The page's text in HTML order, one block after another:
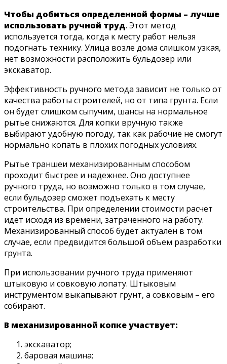
Чтобы добиться определенной формы – лучше
использовать ручной труд. Этот метод
используется тогда, когда к месту работ нельзя
подогнать технику. Улица возле дома слишком узкая,
нет возможности расположить бульдозер или
экскаватор.
Эффективность ручного метода зависит не только от
качества работы строителей, но от типа грунта. Если
он будет слишком сыпучим, шансы на нормальное
рытье снижаются. Для копки вручную также
выбирают удобную погоду, так как рабочие не смогут
нормально копать в плохих погодных условиях.
Рытье траншеи механизированным способом
проходит быстрее и надежнее. Оно доступнее
ручного труда, но возможно только в том случае,
если бульдозер сможет подъехать к месту
строительства. При определении стоимости расчет
идет исходя из времени, затраченного на работу.
Механизированный способ будет актуален в том
случае, если предвидится большой объем разработки
грунта.
При использовании ручного труда применяют
штыковую и совковую лопату. Штыковым
инструментом выкапывают грунт, а совковым – его
собирают.
В механизированной копке участвует:
экскаватор;
баровая машина;